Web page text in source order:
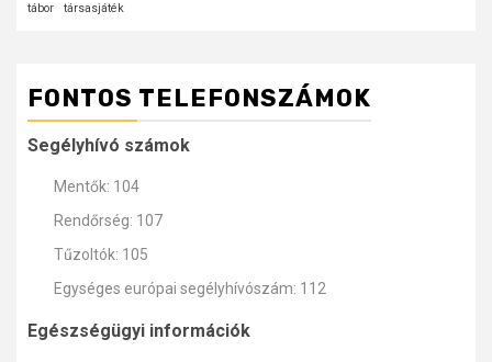
tábor társasjáték
FONTOS TELEFONSZÁMOK
Segélyhívó számok
Mentők: 104
Rendőrség: 107
Tűzoltók: 105
Egységes európai segélyhívószám: 112
Egészségügyi információk